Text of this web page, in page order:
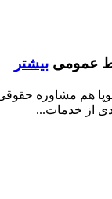
عمومی بیشتر
هم مشاوره
از خدمات...